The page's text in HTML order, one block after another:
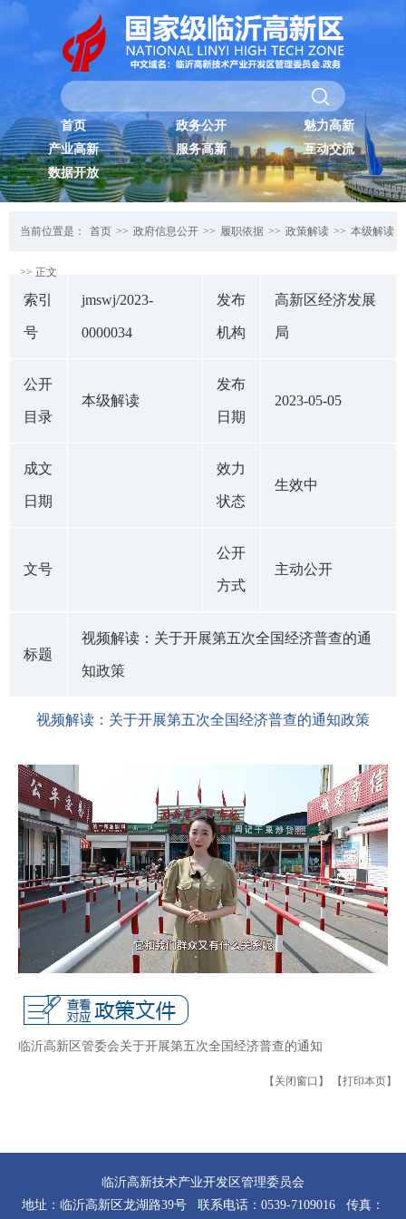
首页 政务公开
魅力高新
产业高新
服务高新
互动交流
数据开放
当前位置是： 首页 >> 政府信息公开 >> 履职依据 >> 政策解读 >> 本级解读
>> 正文
索引
号
jmswj/2023-
0000034
发布
机构
高新区经济发展
局
公开
目录
本级解读
发布
日期
2023-05-05
成文
日期
效力
状态
生效中
文号
公开
方式
主动公开
标题
视频解读：关于开展第五次全国经济普查的通
知政策
视频解读：关于开展第五次全国经济普查的通知政策
临沂高新区管委会关于开展第五次全国经济普查的通知
【关闭窗口】 【打印本页】
临沂高新技术产业开发区管理委员会
地址：临沂高新区龙湖路39号 联系电话：0539-7109016 传真：